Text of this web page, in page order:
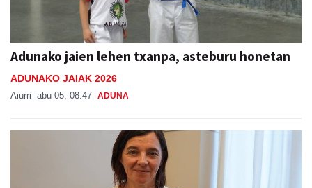
Adunako jaien lehen txanpa, asteburu honetan
ADUNAKO JAIAK 2026
Aiurri abu 05, 08:47 ADUNA